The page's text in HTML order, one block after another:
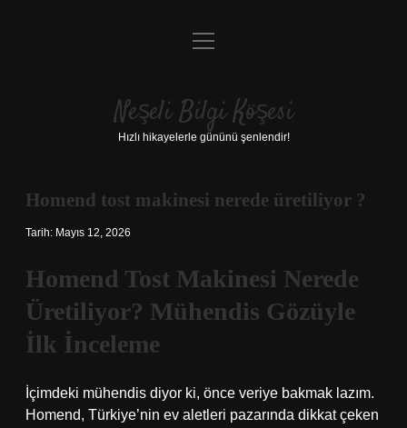
Anasayfa
Yasal Uyarı
menüyü
Neşeli Bilgi Köşesi
Hızlı hikayelerle gününü şenlendir!
Homend tost makinesi nerede üretiliyor ?
Tarih: Mayıs 12, 2026
Homend Tost Makinesi Nerede
Üretiliyor? Mühendis Gözüyle
İlk İnceleme
İçimdeki mühendis diyor ki, önce veriye bakmak lazım.
Homend, Türkiye’nin ev aletleri pazarında dikkat çeken